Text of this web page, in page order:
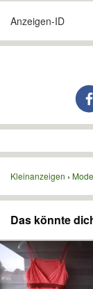
Anzeigen-ID
Kleinanzeigen
Das könnte